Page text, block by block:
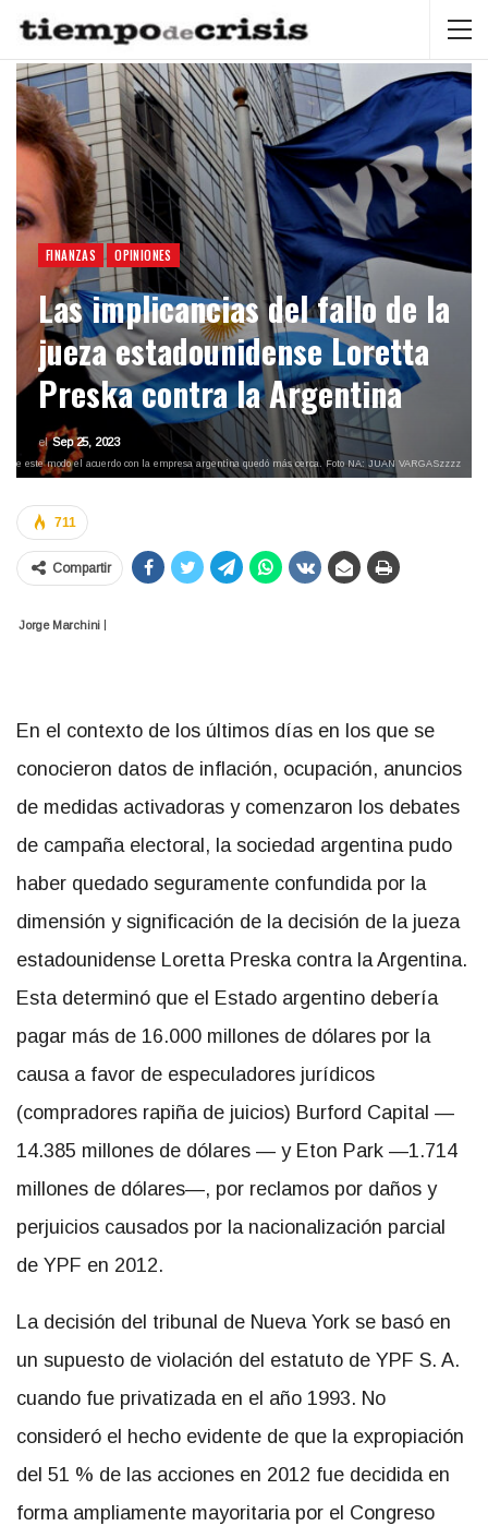
FINANZAS OPINIONES
Las implicancias del fallo de la
jueza estadounidense Loretta
Preska contra la Argentina
elSep 25, 2023
este modo el acuerdo con la empresa argentina quedó más cerca. Foto NA: JUAN VARGASzzzz
711
Compartir
Jorge Marchini |
En el contexto de los últimos días en los que se
conocieron datos de inflación, ocupación, anuncios
de medidas activadoras y comenzaron los debates
de campaña electoral, la sociedad argentina pudo
haber quedado seguramente confundida por la
dimensión y significación de la decisión de la jueza
estadounidense Loretta Preska contra la Argentina.
Esta determinó que el Estado argentino debería
pagar más de 16.000 millones de dólares por la
causa a favor de especuladores jurídicos
(compradores rapiña de juicios) Burford Capital —
14.385 millones de dólares — y Eton Park —1.714
millones de dólares—, por reclamos por daños y
perjuicios causados por la nacionalización parcial
de YPF en 2012.
La decisión del tribunal de Nueva York se basó en
un supuesto de violación del estatuto de YPF S. A.
cuando fue privatizada en el año 1993. No
consideró el hecho evidente de que la expropiación
del 51 % de las acciones en 2012 fue decidida en
forma ampliamente mayoritaria por el Congreso